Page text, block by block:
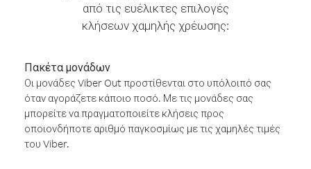
από τις ευέλικτες επιλογές
κλήσεων χαμηλής χρέωσης:
Πακέτα μονάδων
Οι μονάδες Viber Out προστίθενται στο υπόλοιπό σας
όταν αγοράζετε κάποιο ποσό. Με τις μονάδες σας
μπορείτε να πραγματοποιείτε κλήσεις προς
οποιονδήποτε αριθμό παγκοσμίως με τις χαμηλές τιμές
του Viber.